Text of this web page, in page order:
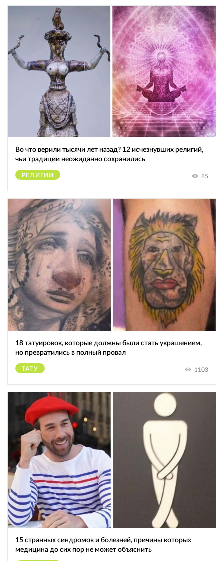
Во что верили тысячи лет назад? 12 исчезнувших религий,
чьи традиции неожиданно сохранились
РЕЛИГИИ 85
18 татуировок, которые должны были стать украшением,
но превратились в полный провал
ТАТУ 1103
15 странных синдромов и болезней, причины которых
медицина до сих пор не может объяснить